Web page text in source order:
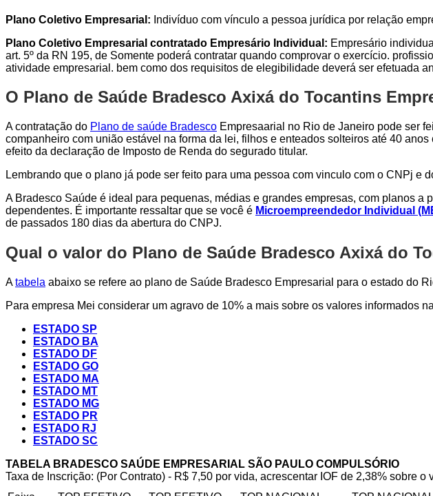
Plano Coletivo Empresarial: Indivíduo com vínculo a pessoa jurídica por relação
Plano Coletivo Empresarial contratado Empresário Individual: Empresário
art. 5º da RN 195, de Somente poderá contratar quando comprovar o exercício.
atividade empresarial. bem como dos requisitos de elegibilidade deverá ser efetuada
O Plano de Saúde Bradesco Axixá do Tocantins
A contratação do Plano de saúde Bradesco Empresaarial no Rio de Janeiro pode ser
companheiro com união estável na forma da lei, filhos e enteados solteiros até 40
efeito da declaração de Imposto de Renda do segurado titular.
Lembrando que o plano já pode ser feito para uma pessoa com vinculo com o CNPj e
A Bradesco Saúde é ideal para pequenas, médias e grandes empresas, com planos a
dependentes. É importante ressaltar que se você é Microempreendedor Individual
de passados 180 dias da abertura do CNPJ.
Qual o valor do Plano de Saúde Bradesco Axixá do
Atabela abaixo se refere ao plano de Saúde Bradesco Empresarial para o estado do
Para empresa Mei considerar um agravo de 10% a mais sobre os valores informados
ESTADO SP
ESTADO BA
ESTADO DF
ESTADO GO
ESTADO MA
ESTADO MT
ESTADO MG
ESTADO PR
ESTADO RJ
ESTADO SC
TABELA BRADESCO SAÚDE EMPRESARIAL SÃO PAULO COMPULSÓRIO
Taxa de Inscrição: (Por Contrato) - R$ 7,50 por vida, acrescentar IOF de 2,38% sobre o